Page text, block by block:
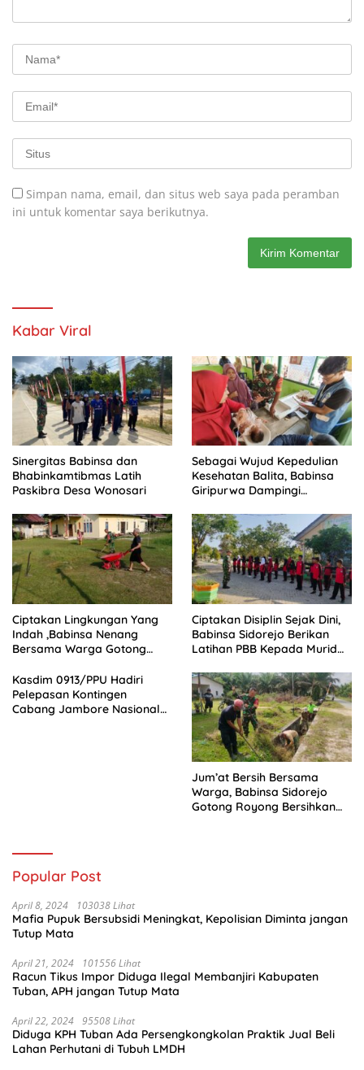
Simpan nama, email, dan situs web saya pada peramban
ini untuk komentar saya berikutnya.
Kabar Viral
Sinergitas Babinsa dan
Bhabinkamtibmas Latih
Paskibra Desa Wonosari
Sebagai Wujud Kepedulian
Kesehatan Balita, Babinsa
Giripurwa Dampingi
Ciptakan Lingkungan Yang
Indah ,Babinsa Nenang
Bersama Warga Gotong
Ciptakan Disiplin Sejak Dini,
Babinsa Sidorejo Berikan
Latihan PBB Kepada Murid
Kasdim 0913/PPU Hadiri
Pelepasan Kontingen
Cabang Jambore Nasional
Jum’at Bersih Bersama
Warga, Babinsa Sidorejo
Gotong Royong Bersihkan
Popular Post
April 8, 2024 103038 Lihat
Mafia Pupuk Bersubsidi Meningkat, Kepolisian Diminta jangan
Tutup Mata
April 21, 2024 101556 Lihat
Racun Tikus Impor Diduga Ilegal Membanjiri Kabupaten
Tuban, APH jangan Tutup Mata
April 22, 2024 95508 Lihat
Diduga KPH Tuban Ada Persengkongkolan Praktik Jual Beli
Lahan Perhutani di Tubuh LMDH